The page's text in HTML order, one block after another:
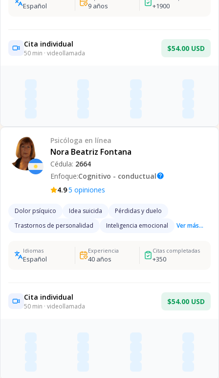
Español 9años +1900
Cita individual
50 min · videollamada
$54.00 USD
Psicóloga en línea
Nora Beatriz Fontana
Cédula: 2664
Enfoque:Cognitivo - conductualhelp
4.9·5 opiniones
Dolor psíquico Idea suicida
Pérdidas y duelo
Trastornos de personalidad
Inteligencia emocional Ver más...
Idiomas
Español
Experiencia
40años
Citas completadas
+350
Cita individual
50 min · videollamada
$54.00 USD